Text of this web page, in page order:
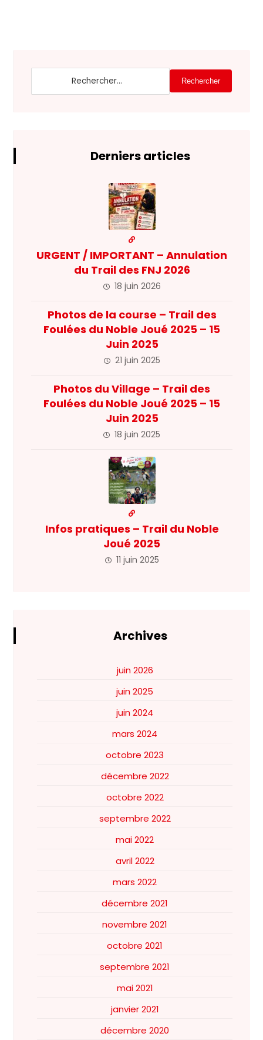
Rechercher
Derniers articles
URGENT / IMPORTANT – Annulation
du Trail des FNJ 2026
18 juin 2026
Photos de la course – Trail des
Foulées du Noble Joué 2025 – 15
Juin 2025
21 juin 2025
Photos du Village – Trail des
Foulées du Noble Joué 2025 – 15
Juin 2025
18 juin 2025
Infos pratiques – Trail du Noble
Joué 2025
11 juin 2025
Archives
juin 2026
juin 2025
juin 2024
mars 2024
octobre 2023
décembre 2022
octobre 2022
septembre 2022
mai 2022
avril 2022
mars 2022
décembre 2021
novembre 2021
octobre 2021
septembre 2021
mai 2021
janvier 2021
décembre 2020